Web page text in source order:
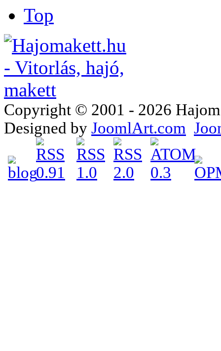
Top
Copyright © 2001 - 2026
Designed by JoomlArt.com